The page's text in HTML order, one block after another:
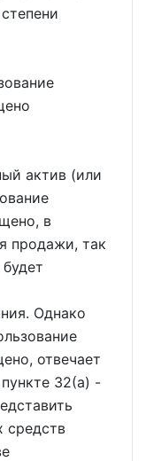
актив (или
в
продажи, так
Однако
отвечает
32(a) -
средств